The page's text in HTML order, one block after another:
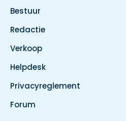
Bestuur
Redactie
Verkoop
Helpdesk
Privacyreglement
Forum